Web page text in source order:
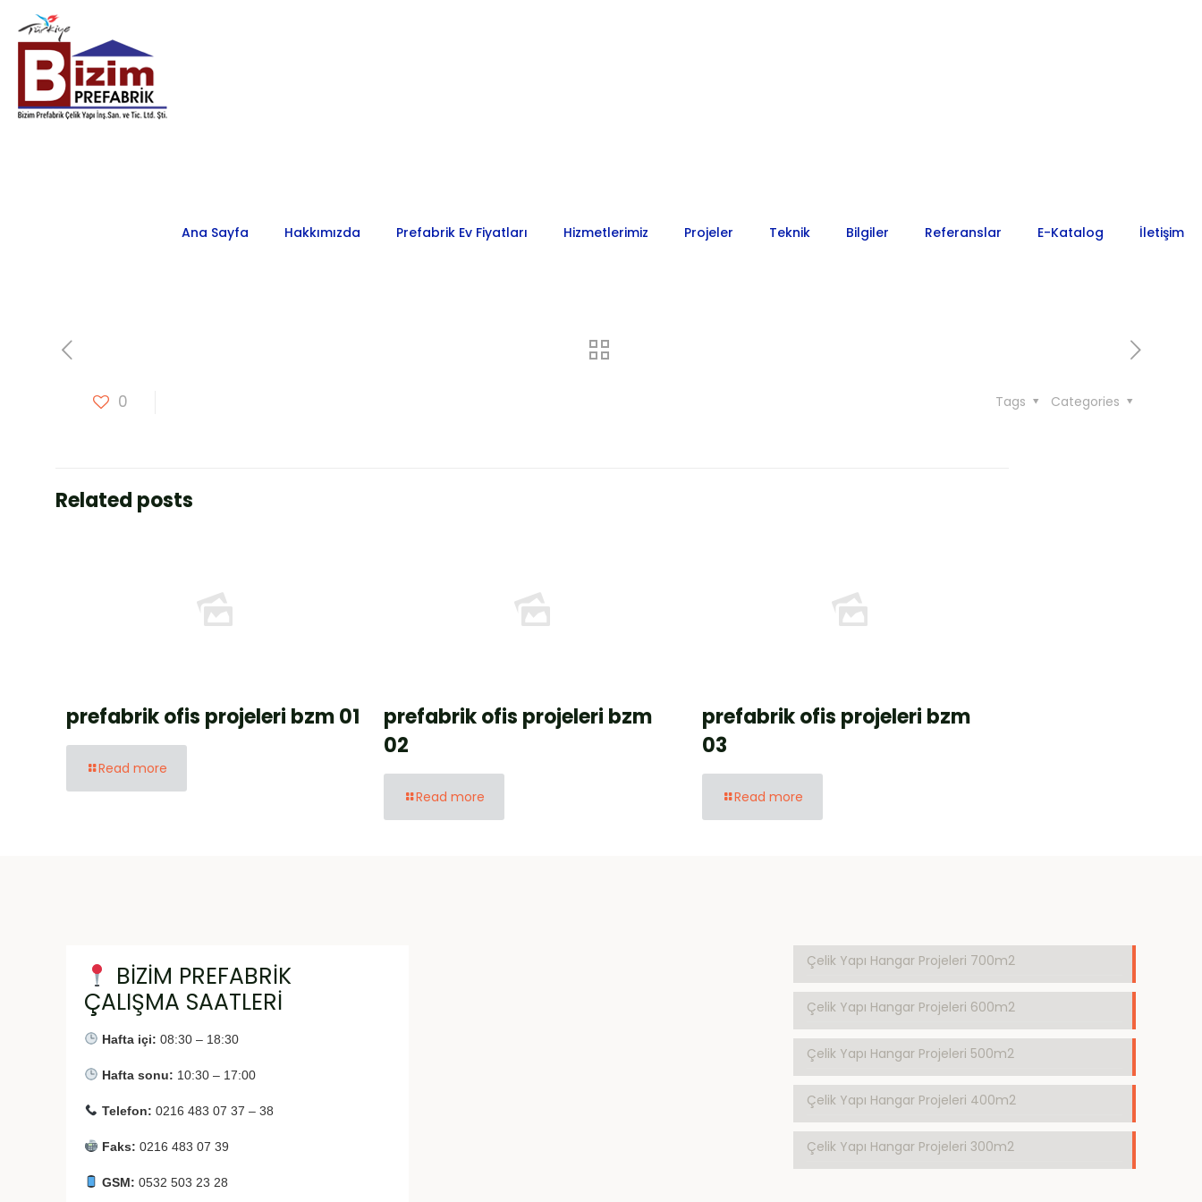
Ana Sayfa Hakkımızda Prefabrik Ev Fiyatları Hizmetlerimiz Projeler Teknik Bilgiler Referanslar E-Katalog İletişim
0 Categories
Tags
Related posts
prefabrik ofis projeleri bzm 01
Read more
prefabrik ofis projeleri bzm
02
Read more
prefabrik ofis projeleri bzm
03
Read more
BİZİM PREFABRİK
ÇALIŞMA SAATLERİ
Hafta içi: 08:30 – 18:30
Hafta sonu: 10:30 – 17:00
Telefon: 0216 483 07 37 – 38
Faks: 0216 483 07 39
GSM: 0532 503 23 28
Çelik Yapı Hangar Projeleri 700m2
Çelik Yapı Hangar Projeleri 600m2
Çelik Yapı Hangar Projeleri 500m2
Çelik Yapı Hangar Projeleri 400m2
Çelik Yapı Hangar Projeleri 300m2